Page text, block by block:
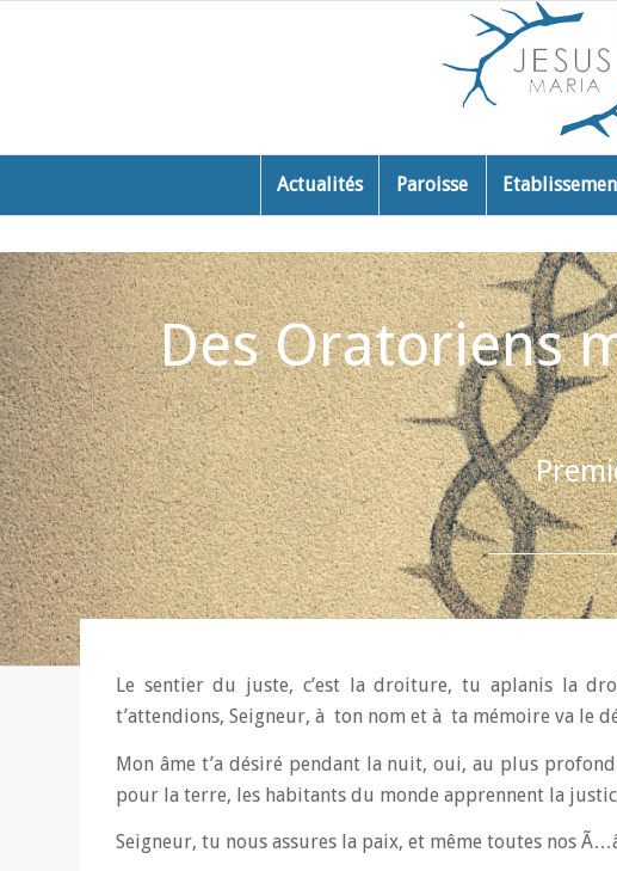
Actualités Paroisse
Des Oratoriens
Le sentier du juste, c’est la droiture, tu aplanis la
t’attendions, Seigneur, à ton nom et à ta mémoire va le
Mon âme t’a désiré pendant la nuit, oui, au plus
pour la terre, les habitants du monde apprennent la
Seigneur, tu nous assures la paix, et même toutes nos